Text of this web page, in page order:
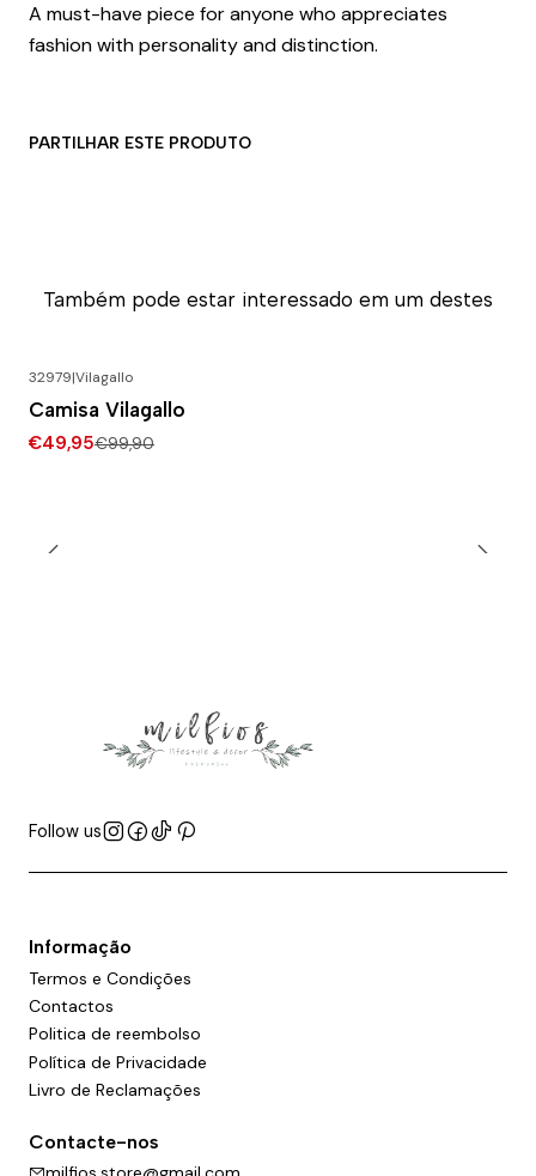
A must-have piece for anyone who appreciates
fashion with personality and distinction.
PARTILHAR ESTE PRODUTO
Também pode estar interessado em um destes
32979|Vilagallo
Camisa Vilagallo
€49,95€99,90
Follow us
Informação
Termos e Condições
Contactos
Politica de reembolso
Política de Privacidade
Livro de Reclamações
Contacte-nos